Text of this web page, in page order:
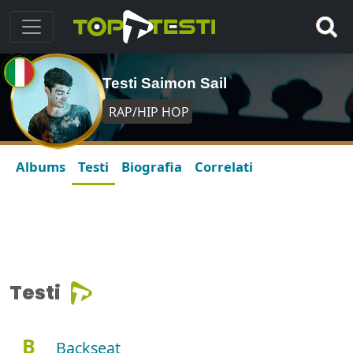
Testi Saimon Sail
RAP/HIP HOP
Albums Testi Biografia Correlati
Testi
B Backseat